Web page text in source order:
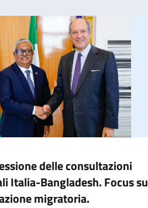
delle consultazioni
Italia-Bangladesh. Focus su
migratoria.